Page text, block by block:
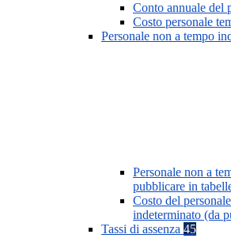
Conto annuale del
Costo personale
Personale non a tempo
Personale non a
pubblicare in
Costo del
indeterminato (da
Tassi di assenza 45